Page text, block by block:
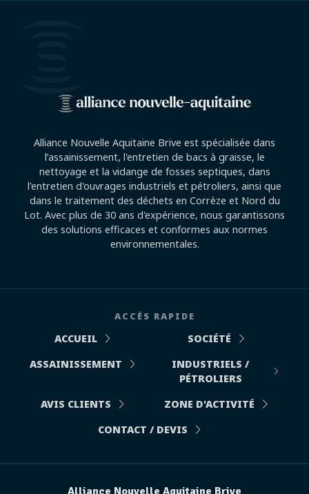
Alliance Nouvelle Aquitaine Brive est spécialisée dans
l’assainissement, l'entretien de bacs à graisse, le
nettoyage et la vidange de fosses septiques, dans
l'entretien d'ouvrages industriels et pétroliers, ainsi que
dans le traitement des déchets en Corrèze et Nord du
Lot. Avec plus de 30 ans d'expérience, nous garantissons
des solutions efficaces et conformes aux normes
environnementales.
ACCÈS RAPIDE
ACCUEIL
SOCIÉTÉ
ASSAINISSEMENT
INDUSTRIELS /
PÉTROLIERS
AVIS CLIENTS
ZONE D'ACTIVITÉ
CONTACT / DEVIS
Alliance Nouvelle Aquitaine Brive